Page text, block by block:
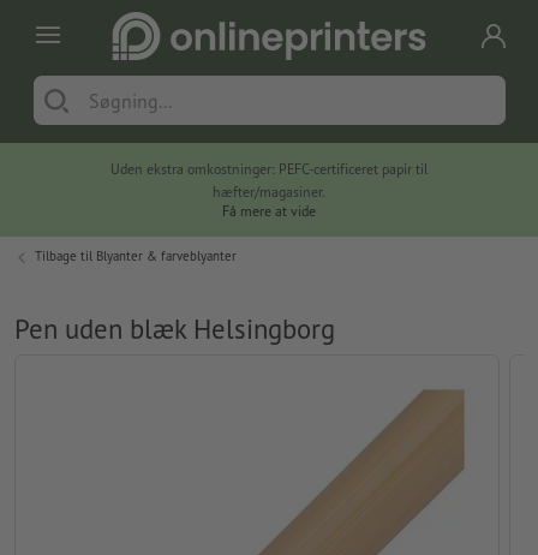
Uden ekstra omkostninger: PEFC-certificeret papir til
hæfter/magasiner.
Få mere at vide
Tilbage til Blyanter & farveblyanter
Pen uden blæk Helsingborg